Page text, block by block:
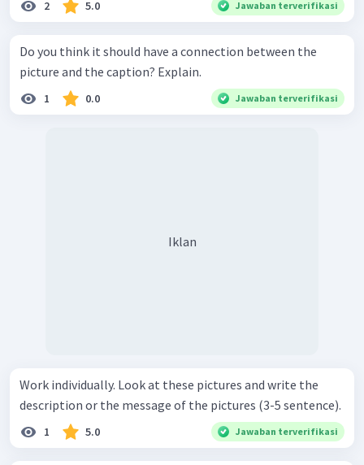
2 5.0 Jawaban terverifikasi
Do you think it should have a connection between the
picture and the caption? Explain.
1 0.0 Jawaban terverifikasi
Iklan
Work individually. Look at these pictures and write the
description or the message of the pictures (3-5 sentence).
1 5.0 Jawaban terverifikasi